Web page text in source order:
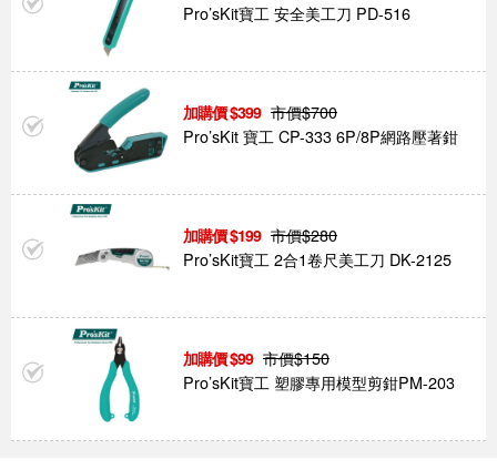
Pro’sKit寶工 安全美工刀 PD-516
399 市價$700
Pro’sKit 寶工 CP-333 6P/8P網路壓著鉗
199 市價$280
Pro’sKit寶工 2合1卷尺美工刀 DK-2125
99 市價$150
Pro’sKit寶工 塑膠專用模型剪鉗PM-203